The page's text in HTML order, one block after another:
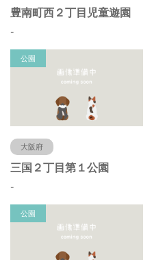
豊南町西２丁目児童遊園
-
公園
大阪府
三国２丁目第１公園
-
公園